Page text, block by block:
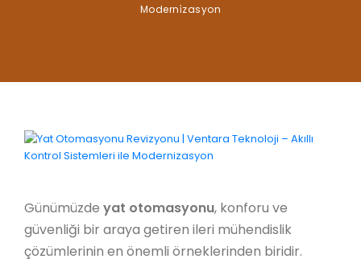
Moderni̇zasyon
Günümüzde yat otomasyonu, konforu ve
güvenliği bir araya getiren ileri mühendislik
çözümlerinin en önemli örneklerinden biridir.